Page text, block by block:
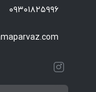
۰۹۳۰۱۸۲۵۹۹۶